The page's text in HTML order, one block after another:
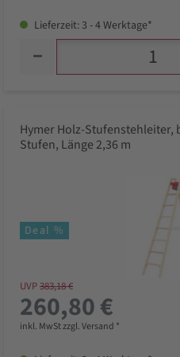
Lieferzeit: 3 - 4 Werktage*
Hymer Holz-Stufenstehleiter,
Stufen, Länge 2,36 m
Deal %
UVP383,18 €
260,80 €
inkl. MwSt zzgl. Versand *